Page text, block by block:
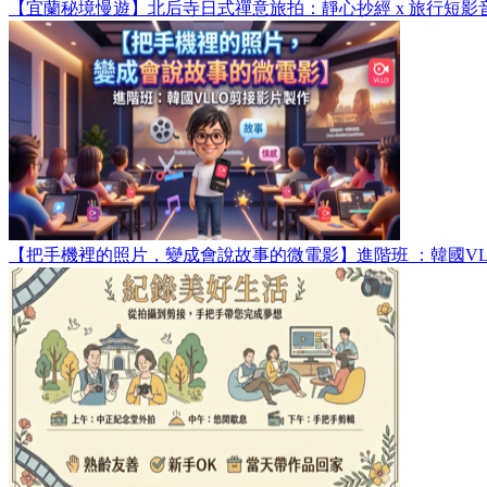
【宜蘭秘境慢遊】北后寺日式禪意旅拍：靜心抄經 x 旅行短影
【把手機裡的照片，變成會說故事的微電影】進階班 ：韓國